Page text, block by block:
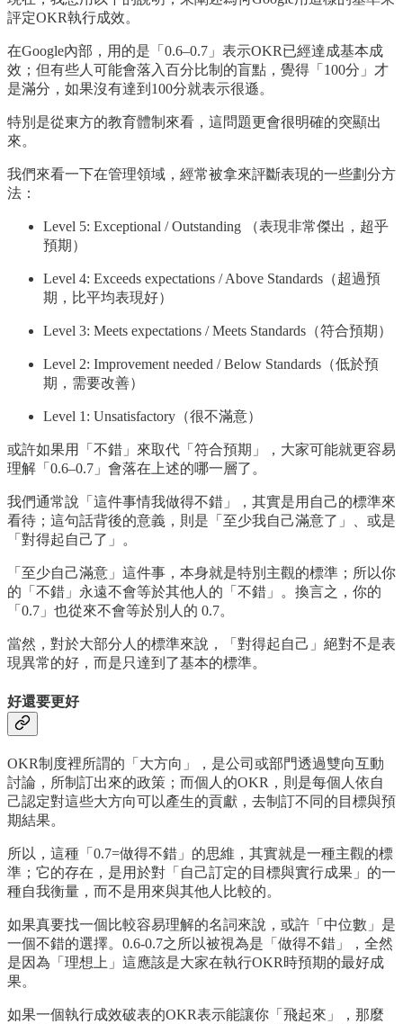
評定OKR執行成效。
在Google內部，用的是「0.6–0.7」表示OKR已經達成基本成
效；但有些人可能會落入百分比制的盲點，覺得「100分」才
是滿分，如果沒有達到100分就表示很遜。
特別是從東方的教育體制來看，這問題更會很明確的突顯出
來。
我們來看一下在管理領域，經常被拿來評斷表現的一些劃分方
法：
Level 5: Exceptional / Outstanding （表現非常傑出，超乎
預期）
Level 4: Exceeds expectations / Above Standards（超過預
期，比平均表現好）
Level 3: Meets expectations / Meets Standards（符合預期）
Level 2: Improvement needed / Below Standards（低於預
期，需要改善）
Level 1: Unsatisfactory（很不滿意）
或許如果用「不錯」來取代「符合預期」，大家可能就更容易
理解「0.6–0.7」會落在上述的哪一層了。
我們通常說「這件事情我做得不錯」，其實是用自己的標準來
看待；這句話背後的意義，則是「至少我自己滿意了」、或是
「對得起自己了」。
「至少自己滿意」這件事，本身就是特別主觀的標準；所以你
的「不錯」永遠不會等於其他人的「不錯」。換言之，你的
「0.7」也從來不會等於別人的 0.7。
當然，對於大部分人的標準來說，「對得起自己」絕對不是表
現異常的好，而是只達到了基本的標準。
好還要更好
OKR制度裡所謂的「大方向」，是公司或部門透過雙向互動
討論，所制訂出來的政策；而個人的OKR，則是每個人依自
己認定對這些大方向可以產生的貢獻，去制訂不同的目標與預
期結果。
所以，這種「0.7=做得不錯」的思維，其實就是一種主觀的標
準；它的存在，是用於對「自己訂定的目標與實行成果」的一
種自我衡量，而不是用來與其他人比較的。
如果真要找一個比較容易理解的名詞來說，或許「中位數」是
一個不錯的選擇。0.6-0.7之所以被視為是「做得不錯」，全然
是因為「理想上」這應該是大家在執行OKR時預期的最好成
果。
如果一個執行成效破表的OKR表示能讓你「飛起來」，那麼